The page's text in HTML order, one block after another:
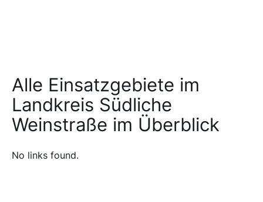
Alle Einsatzgebiete im
Landkreis Südliche
Weinstraße im Überblick
No links found.